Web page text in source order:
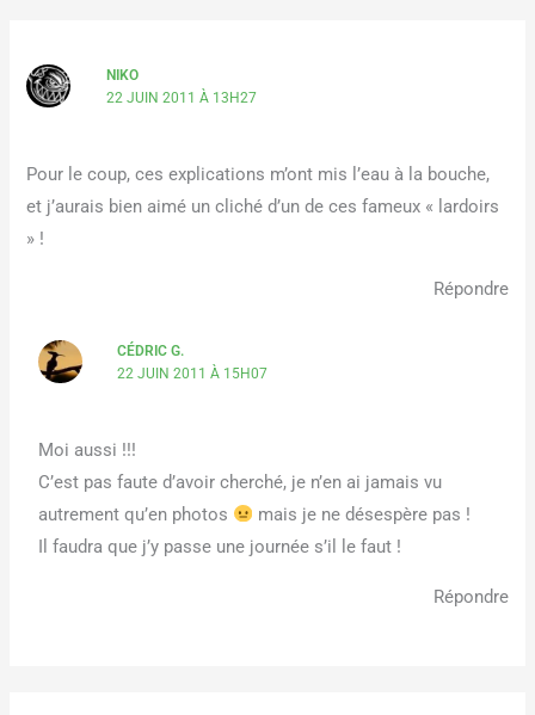
NIKO
22 JUIN 2011 À 13H27
Pour le coup, ces explications m’ont mis l’eau à la bouche,
et j’aurais bien aimé un cliché d’un de ces fameux « lardoirs
» !
Répondre
CÉDRIC G.
22 JUIN 2011 À 15H07
Moi aussi !!!
C’est pas faute d’avoir cherché, je n’en ai jamais vu
autrement qu’en photos
mais je ne désespère pas !
Il faudra que j’y passe une journée s’il le faut !
Répondre